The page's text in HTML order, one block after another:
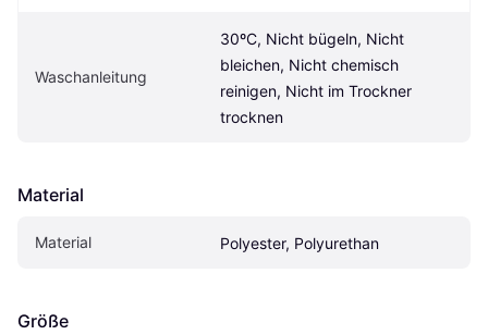
Waschanleitung
30ºC, Nicht bügeln, Nicht
bleichen, Nicht chemisch
reinigen, Nicht im Trockner
trocknen
Material
Material Polyester, Polyurethan
Größe